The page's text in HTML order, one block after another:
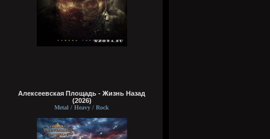
Алексеевская Площадь - Жизнь Назад
(2026)
Metal / Heavy / Rock